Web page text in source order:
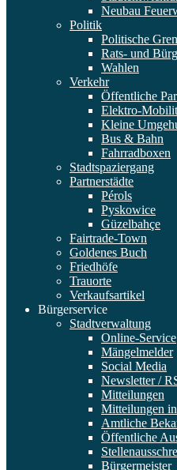
Neubau
Politik
Politische
Rats- und
Wahlen
Verkehr
Öffentliche
Elektro-
Kleine
Bus & Bahn
Fahrradboxen
Stadtspaziergang
Partnerstädte
Pérols
Pyskowice
Güzelbahçe
Fairtrade-Town
Goldenes Buch
Friedhöfe
Trauorte
Verkaufsartikel
Bürgerservice
Stadtverwaltung
Online-Service
Mängelmelder
Social Media
Newsletter /
Mitteilungen
Mitteilungen
Amtliche
Öffentliche
Bürgermeister